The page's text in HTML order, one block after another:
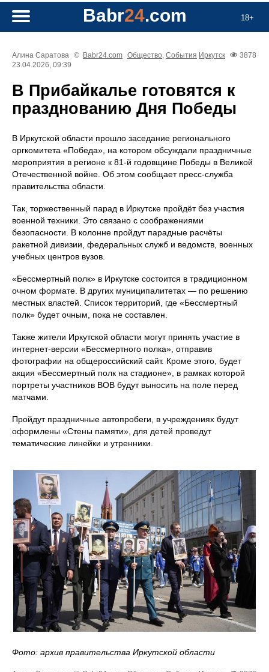
18+
Babr24.com
Алина Саратова © Babr24.com Общество, События Иркутск
3878
23.04.2026, 09:39
В Прибайкалье готовятся к
празднованию Дня Победы
В Иркутской области прошло заседание регионального
оргкомитета «Победа», на котором обсуждали праздничные
мероприятия в регионе к 81‑й годовщине Победы в Великой
Отечественной войне. Об этом сообщает пресс‑служба
правительства области.
Так, торжественный парад в Иркутске пройдёт без участия
военной техники. Это связано с соображениями
безопасности. В колонне пройдут парадные расчёты
ракетной дивизии, федеральных служб и ведомств, военных
учебных центров вузов.
«Бессмертный полк» в Иркутске состоится в традиционном
очном формате. В других муниципалитетах — по решению
местных властей. Список территорий, где «Бессмертный
полк» будет очным, пока не составлен.
Также жители Иркутской области могут принять участие в
интернет‑версии «Бессмертного полка», отправив
фотографии на общероссийский сайт. Кроме этого, будет
акция «Бессмертный полк на стадионе», в рамках которой
портреты участников ВОВ будут выносить на поле перед
матчами.
Пройдут праздничные автопробеги, в учреждениях будут
оформлены «Стены памяти», для детей проведут
тематические линейки и утренники.
Фото: архив правительства Иркутской области